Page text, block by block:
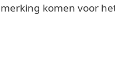
komen voor